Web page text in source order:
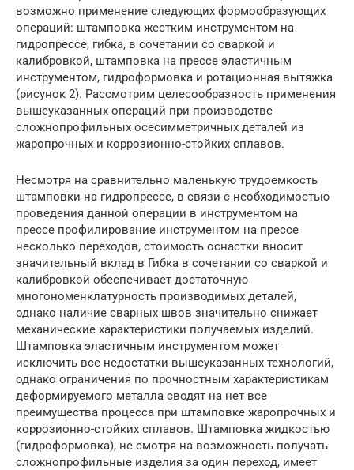
возможно применение следующих формообразующих
операций: штамповка жестким инструментом на
гидропрессе, гибка, в сочетании со сваркой и
калибровкой, штамповка на прессе эластичным
инструментом, гидроформовка и ротационная вытяжка
(рисунок 2). Рассмотрим целесообразность применения
вышеуказанных операций при производстве
сложнопрофильных осесимметричных деталей из
жаропрочных и коррозионно-стойких сплавов.
Несмотря на сравнительно маленькую трудоемкость
штамповки на гидропрессе, в связи с необходимостью
проведения данной операции в инструментом на
прессе профилирование инструментом на прессе
несколько переходов, стоимость оснастки вносит
значительный вклад в Гибка в сочетании со сваркой и
калибровкой обеспечивает достаточную
многономенклатурность производимых деталей,
однако наличие сварных швов значительно снижает
механические характеристики получаемых изделий.
Штамповка эластичным инструментом может
исключить все недостатки вышеуказанных технологий,
однако ограничения по прочностным характеристикам
деформируемого металла сводят на нет все
преимущества процесса при штамповке жаропрочных и
коррозионно-стойких сплавов. Штамповка жидкостью
(гидроформовка), не смотря на возможность получать
сложнопрофильные изделия за один переход, имеет